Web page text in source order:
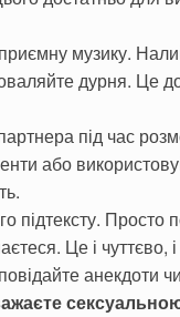
приємну музику.
дурня. Це
під час
або
підтексту.
Це і чуттєво,
анекдоти чи